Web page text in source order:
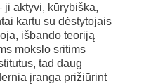
ji aktyvi, kūrybiška,
kartu su dėstytojais
išbando teoriją
mokslo sritims
tad daug
įranga prižiūrint